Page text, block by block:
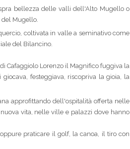
bellezza delle valli dell'Alto Mugello o
Mugello.
coltivata in valle a seminativo come
del Bilancino.
Cafaggiolo Lorenzo il Magnifico fuggiva la
festeggiava, riscopriva la gioia, la
approfittando dell'ospitalità offerta nelle
vita, nelle ville e palazzi dove hanno
praticare il golf, la canoa, il tiro con